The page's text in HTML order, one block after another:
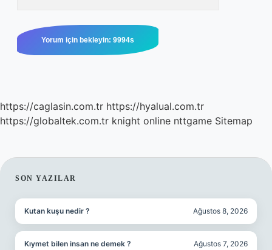
https://caglasin.com.tr https://hyalual.com.tr
https://globaltek.com.tr knight online nttgame Sitemap
SIDEBAR
SON YAZILAR
Kutan kuşu nedir ? Ağustos 8, 2026
Kıymet bilen insan ne demek ? Ağustos 7, 2026